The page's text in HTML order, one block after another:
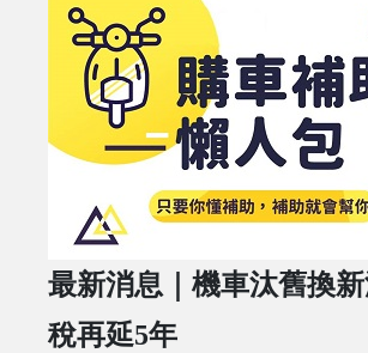
最新消息｜機車汰舊換
稅再延5年